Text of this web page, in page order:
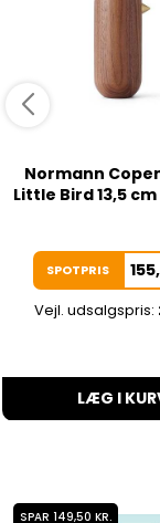
Normann
Little Bird 13,5
SPOTPRIS
Vejl. udsalgspris:
LÆG I
SPAR 149,50 KR.